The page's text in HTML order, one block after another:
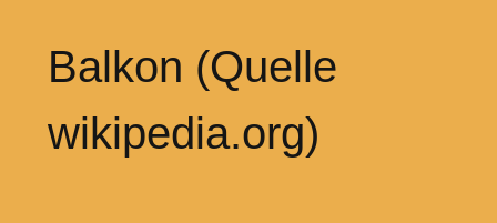
Balkon (Quelle
wikipedia.org)